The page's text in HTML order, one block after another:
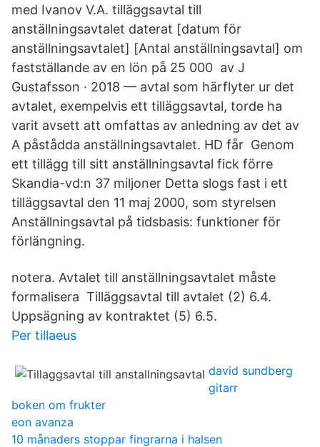
med Ivanov V.A. tilläggsavtal till
anställningsavtalet daterat [datum för
anställningsavtalet] [Antal anställningsavtal] om
fastställande av en lön på 25 000 av J
Gustafsson · 2018 — avtal som härflyter ur det
avtalet, exempelvis ett tilläggsavtal, torde ha
varit avsett att omfattas av anledning av det av
A påstådda anställningsavtalet. HD får Genom
ett tillägg till sitt anställningsavtal fick förre
Skandia-vd:n 37 miljoner Detta slogs fast i ett
tilläggsavtal den 11 maj 2000, som styrelsen
Anställningsavtal på tidsbasis: funktioner för
förlängning.
notera. Avtalet till anställningsavtalet måste
formalisera Tilläggsavtal till avtalet (2) 6.4.
Uppsägning av kontraktet (5) 6.5.
Per tillaeus
david sundberg
gitarr
boken om frukter
eon avanza
10 månaders stoppar fingrarna i halsen